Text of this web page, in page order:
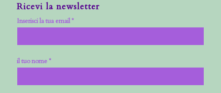
Ricevi la newsletter
Inserisci la tua email *
il tuo nome *